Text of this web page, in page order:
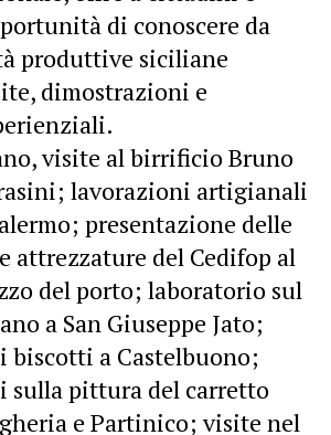
di conoscere da
produttive siciliane
dimostrazioni e
visite al birrificio Bruno
lavorazioni artigianali
presentazione delle
attrezzature del Cedifop al
del porto; laboratorio sul
a San Giuseppe Jato;
biscotti a Castelbuono;
sulla pittura del carretto
e Partinico; visite nel